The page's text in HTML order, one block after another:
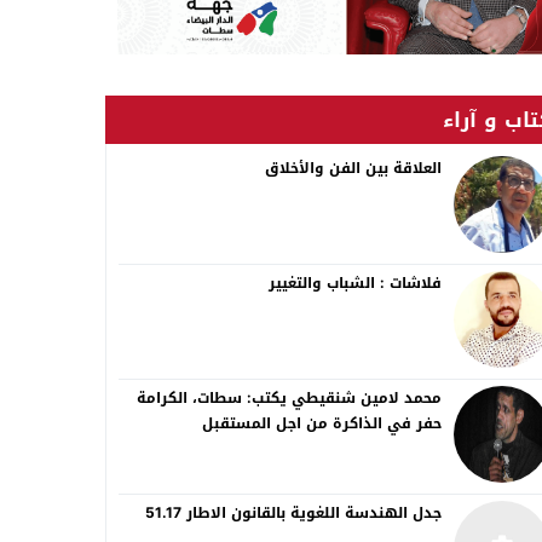
و آراء
العلاقة بين الفن والأخلاق
فلاشات : الشباب والتغيير
محمد لامين شنقيطي يكتب: سطات، الكرامة
حفر في الذاكرة من اجل المستقبل
جدل الهندسة اللغوية بالقانون الاطار 51.17